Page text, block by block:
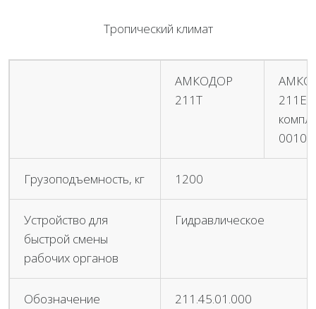
Тропический климат
АМКОДОР
211Т
211Е-
0010
Грузоподъемность, кг 1200
Устройство для
быстрой смены
рабочих органов
Гидравлическое
Обозначение
211.45.01.000